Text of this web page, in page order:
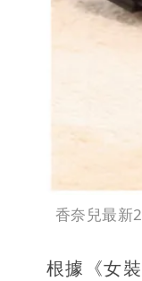
香奈兒最新
根據《女